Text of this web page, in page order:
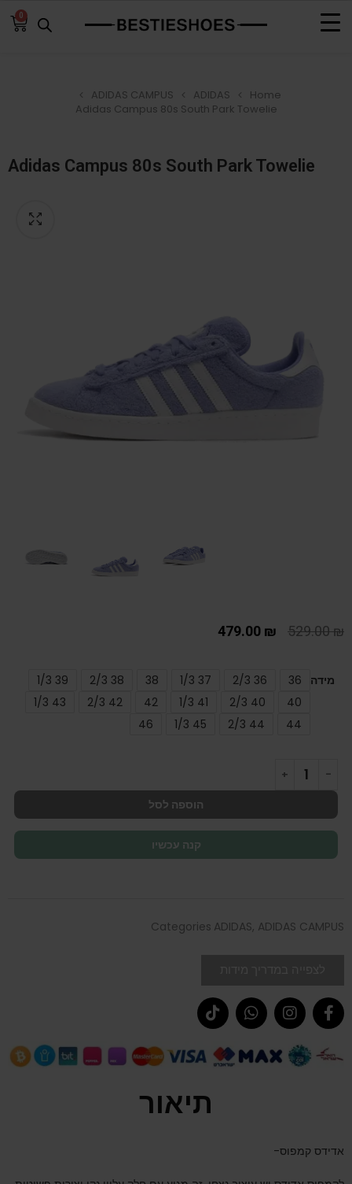
0
Home
ADIDAS
ADIDAS CAMPUS
Adidas Campus 80s South Park Towelie
Adidas Campus 80s South Park Towelie
529.00₪
479.00 ₪
מידה 36
36 2/3
37 1/3
38
38 2/3
39 1/3
40
40 2/3
41 1/3
42
42 2/3
43 1/3
44
44 2/3
45 1/3
46
הוספה לסל
קנה עכשיו
Categories ADIDAS, ADIDAS CAMPUS
תיאור
אדידס קמפוס-